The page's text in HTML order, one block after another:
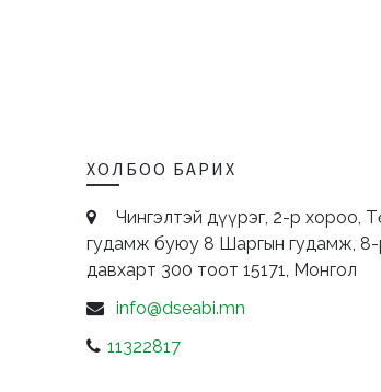
ХОЛБОО БАРИХ
Чингэлтэй дүүрэг, 2-р хороо,
гудамж буюу 8 Шаргын гудамж, 8-
давхарт 300 тоот 15171, Монгол
info@dseabi.mn
11322817